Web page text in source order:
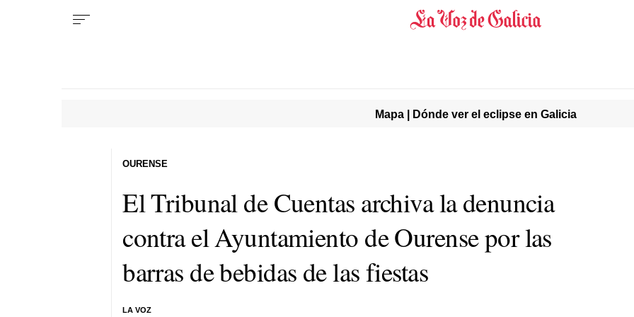
Mapa | Dónde ver el eclipse en Galicia
El Tribunal de Cuentas archiva la denuncia
contra el Ayuntamiento de Ourense por las
barras de bebidas de las fiestas
LA VOZ
OURENSE